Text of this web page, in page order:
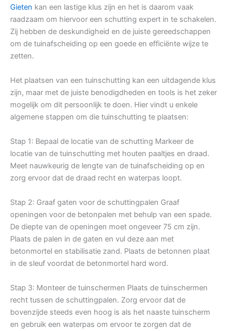
Gieten kan een lastige klus zijn en het is daarom vaak
raadzaam om hiervoor een schutting expert in te schakelen.
Zij hebben de deskundigheid en de juiste gereedschappen
om de tuinafscheiding op een goede en efficiënte wijze te
zetten.
Het plaatsen van een tuinschutting kan een uitdagende klus
zijn, maar met de juiste benodigdheden en tools is het zeker
mogelijk om dit persoonlijk te doen. Hier vindt u enkele
algemene stappen om die tuinschutting te plaatsen:
Stap 1: Bepaal de locatie van de schutting Markeer de
locatie van de tuinschutting met houten paaltjes en draad.
Meet nauwkeurig de lengte van de tuinafscheiding op en
zorg ervoor dat de draad recht en waterpas loopt.
Stap 2: Graaf gaten voor de schuttingpalen Graaf
openingen voor de betonpalen met behulp van een spade.
De diepte van de openingen moet ongeveer 75 cm zijn.
Plaats de palen in de gaten en vul deze aan met
betonmortel en stabilisatie zand. Plaats de betonnen plaat
in de sleuf voordat de betonmortel hard word.
Stap 3: Monteer de tuinschermen Plaats de tuinschermen
recht tussen de schuttingpalen. Zorg ervoor dat de
bovenzijde steeds even hoog is als het naaste tuinscherm
en gebruik een waterpas om ervoor te zorgen dat de